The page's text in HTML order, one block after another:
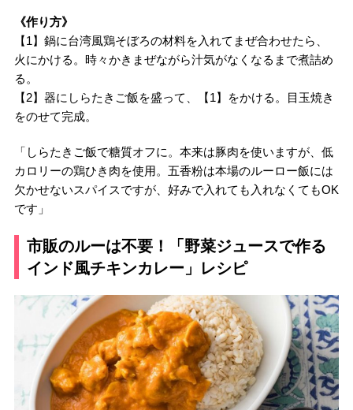
《作り方》
【1】鍋に台湾風鶏そぼろの材料を入れてまぜ合わせたら、
火にかける。時々かきまぜながら汁気がなくなるまで煮詰め
る。
【2】器にしらたきご飯を盛って、【1】をかける。目玉焼き
をのせて完成。
「しらたきご飯で糖質オフに。本来は豚肉を使いますが、低
カロリーの鶏ひき肉を使用。五香粉は本場のルーロー飯には
欠かせないスパイスですが、好みで入れても入れなくてもOK
です」
市販のルーは不要！「野菜ジュースで作る
インド風チキンカレー」レシピ